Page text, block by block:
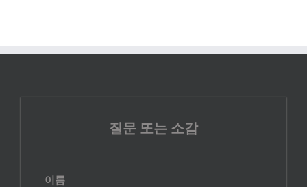
질문 또는 소감
이름